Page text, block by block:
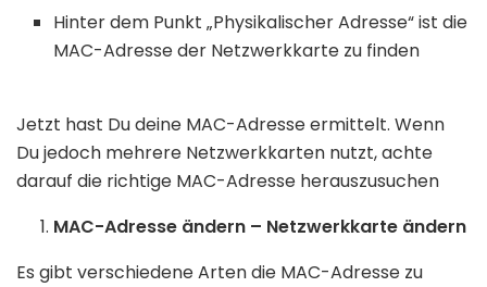
Hinter dem Punkt „Physikalischer Adresse“ ist die
MAC-Adresse der Netzwerkkarte zu finden
Jetzt hast Du deine MAC-Adresse ermittelt. Wenn
Du jedoch mehrere Netzwerkkarten nutzt, achte
darauf die richtige MAC-Adresse herauszusuchen
MAC-Adresse ändern – Netzwerkkarte ändern
Es gibt verschiedene Arten die MAC-Adresse zu